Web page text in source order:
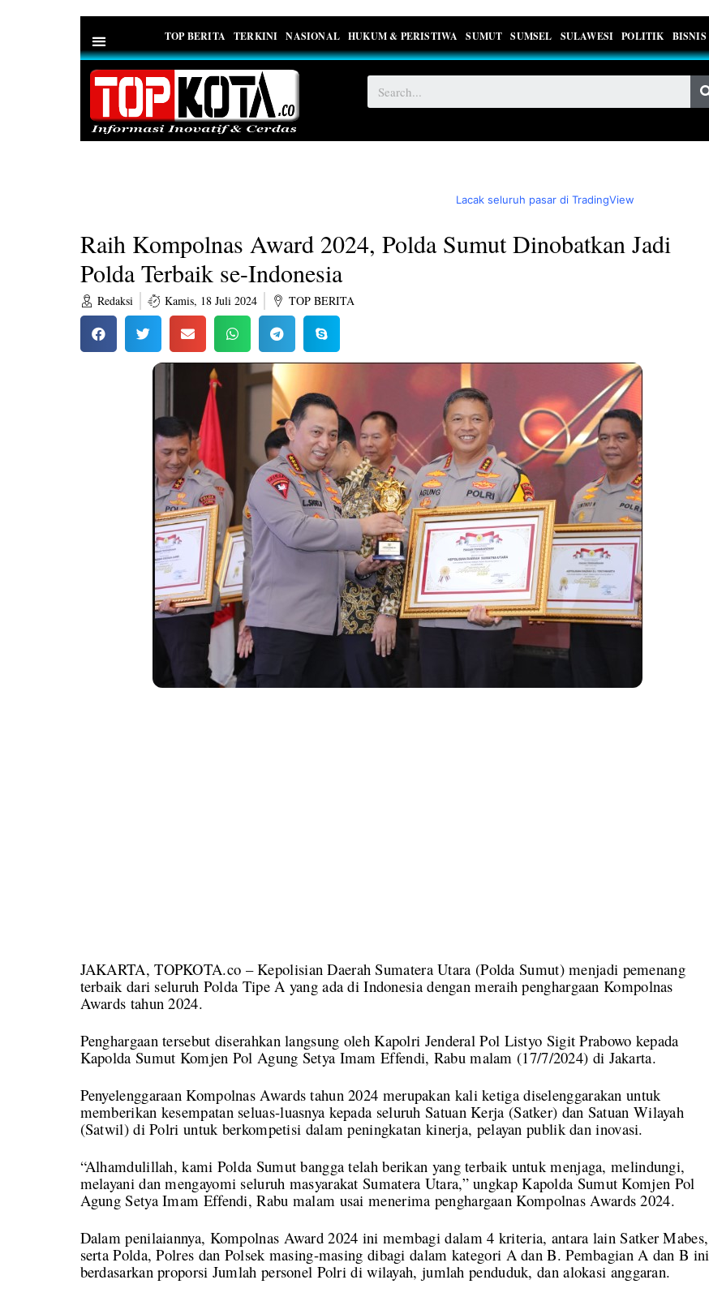
TOP BERITA TERKINI NASIONAL HUKUM & PERISTIWA SUMUT SUMSEL SULAWESI POLITIK BISNIS
Lacak seluruh pasar di TradingView
Raih Kompolnas Award 2024, Polda Sumut Dinobatkan Jadi
Polda Terbaik se-Indonesia
Redaksi Kamis, 18 Juli 2024 TOP BERITA
JAKARTA, TOPKOTA.co – Kepolisian Daerah Sumatera Utara (Polda Sumut) menjadi pemenang
terbaik dari seluruh Polda Tipe A yang ada di Indonesia dengan meraih penghargaan Kompolnas
Awards tahun 2024.
Penghargaan tersebut diserahkan langsung oleh Kapolri Jenderal Pol Listyo Sigit Prabowo kepada
Kapolda Sumut Komjen Pol Agung Setya Imam Effendi, Rabu malam (17/7/2024) di Jakarta.
Penyelenggaraan Kompolnas Awards tahun 2024 merupakan kali ketiga diselenggarakan untuk
memberikan kesempatan seluas-luasnya kepada seluruh Satuan Kerja (Satker) dan Satuan Wilayah
(Satwil) di Polri untuk berkompetisi dalam peningkatan kinerja, pelayan publik dan inovasi.
“Alhamdulillah, kami Polda Sumut bangga telah berikan yang terbaik untuk menjaga, melindungi,
melayani dan mengayomi seluruh masyarakat Sumatera Utara,” ungkap Kapolda Sumut Komjen Pol
Agung Setya Imam Effendi, Rabu malam usai menerima penghargaan Kompolnas Awards 2024.
Dalam penilaiannya, Kompolnas Award 2024 ini membagi dalam 4 kriteria, antara lain Satker Mabes,
serta Polda, Polres dan Polsek masing-masing dibagi dalam kategori A dan B. Pembagian A dan B ini
berdasarkan proporsi Jumlah personel Polri di wilayah, jumlah penduduk, dan alokasi anggaran.